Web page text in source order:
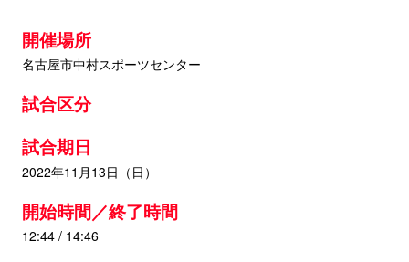
開催場所
名古屋市中村スポーツセンター
試合区分
試合期日
2022年11月13日（日）
開始時間／終了時間
12:44 / 14:46